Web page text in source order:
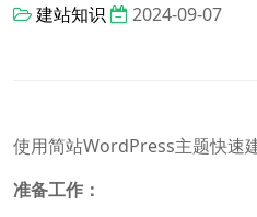
建站知识 2024-09-07
使用简站WordPress主题快速
准备工作：